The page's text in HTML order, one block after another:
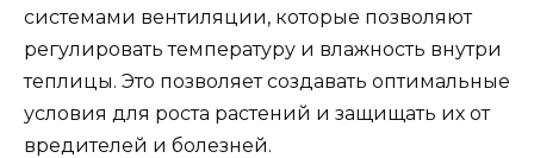
системами вентиляции, которые позволяют
регулировать температуру и влажность внутри
теплицы. Это позволяет создавать оптимальные
условия для роста растений и защищать их от
вредителей и болезней.